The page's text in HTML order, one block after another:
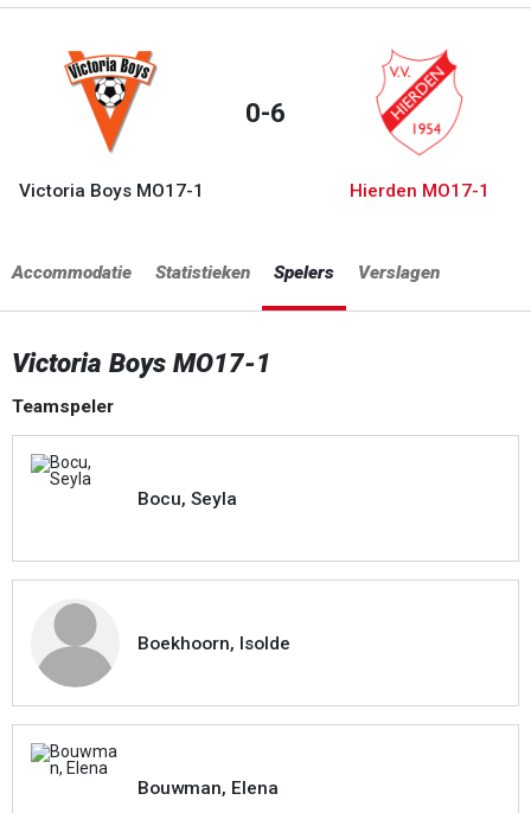
Victoria Boys MO17-1
0-6
Hierden MO17-1
Accommodatie Statistieken Spelers Verslagen
Victoria Boys MO17-1
Teamspeler
Bocu, Seyla
Boekhoorn, Isolde
Bouwman, Elena